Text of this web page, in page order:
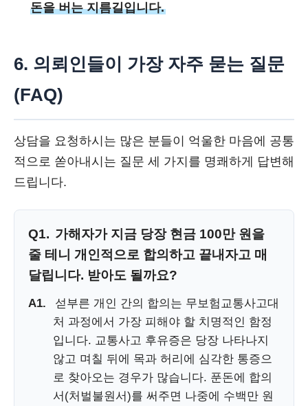
돈을 버는 지름길입니다.
6. 의뢰인들이 가장 자주 묻는 질문
(FAQ)
상담을 요청하시는 많은 분들이 억울한 마음에 공통
적으로 쏟아내시는 질문 세 가지를 명쾌하게 답변해
드립니다.
Q1. 가해자가 지금 당장 현금 100만 원을
줄 테니 개인적으로 합의하고 끝내자고 매
달립니다. 받아도 될까요?
A1.
섣부른 개인 간의 합의는 무보험교통사고대
처 과정에서 가장 피해야 할 치명적인 함정
입니다. 교통사고 후유증은 당장 나타나지
않고 며칠 뒤에 목과 허리에 심각한 통증으
로 찾아오는 경우가 많습니다. 푼돈에 합의
서(처벌불원서)를 써주면 나중에 수백만 원